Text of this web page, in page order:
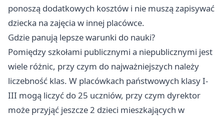
ponoszą dodatkowych kosztów i nie muszą zapisywać
dziecka na zajęcia w innej placówce.
Gdzie panują lepsze warunki do nauki?
Pomiędzy szkołami publicznymi a niepublicznymi jest
wiele różnic, przy czym do najważniejszych należy
liczebność klas. W placówkach państwowych klasy I-
III mogą liczyć do 25 uczniów, przy czym dyrektor
może przyjąć jeszcze 2 dzieci mieszkających w